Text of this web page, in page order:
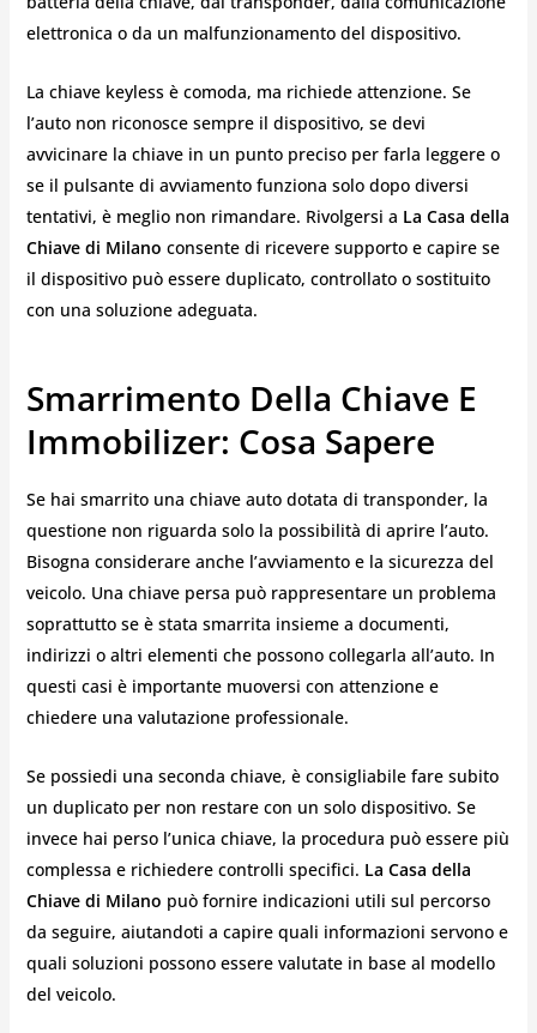
elettronica o da un malfunzionamento del dispositivo.
La chiave keyless è comoda, ma richiede attenzione. Se
l’auto non riconosce sempre il dispositivo, se devi
avvicinare la chiave in un punto preciso per farla leggere o
se il pulsante di avviamento funziona solo dopo diversi
tentativi, è meglio non rimandare. Rivolgersi a La Casa della
Chiave di Milano consente di ricevere supporto e capire se
il dispositivo può essere duplicato, controllato o sostituito
con una soluzione adeguata.
Smarrimento Della Chiave E
Immobilizer: Cosa Sapere
Se hai smarrito una chiave auto dotata di transponder, la
questione non riguarda solo la possibilità di aprire l’auto.
Bisogna considerare anche l’avviamento e la sicurezza del
veicolo. Una chiave persa può rappresentare un problema
soprattutto se è stata smarrita insieme a documenti,
indirizzi o altri elementi che possono collegarla all’auto. In
questi casi è importante muoversi con attenzione e
chiedere una valutazione professionale.
Se possiedi una seconda chiave, è consigliabile fare subito
un duplicato per non restare con un solo dispositivo. Se
invece hai perso l’unica chiave, la procedura può essere più
complessa e richiedere controlli specifici. La Casa della
Chiave di Milano può fornire indicazioni utili sul percorso
da seguire, aiutandoti a capire quali informazioni servono e
quali soluzioni possono essere valutate in base al modello
del veicolo.